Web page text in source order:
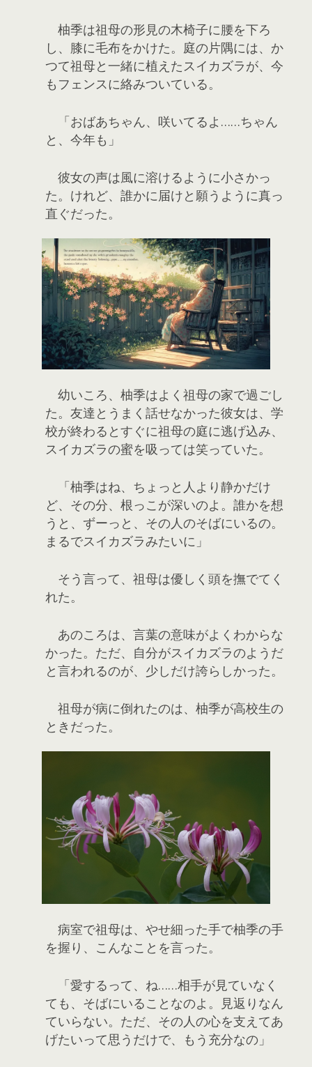
柚季は祖母の形見の木椅子に腰を下ろ
し、膝に毛布をかけた。庭の片隅には、か
つて祖母と一緒に植えたスイカズラが、今
もフェンスに絡みついている。
「おばあちゃん、咲いてるよ……ちゃん
と、今年も」
彼女の声は風に溶けるように小さかっ
た。けれど、誰かに届けと願うように真っ
直ぐだった。
幼いころ、柚季はよく祖母の家で過ごし
た。友達とうまく話せなかった彼女は、学
校が終わるとすぐに祖母の庭に逃げ込み、
スイカズラの蜜を吸っては笑っていた。
「柚季はね、ちょっと人より静かだけ
ど、その分、根っこが深いのよ。誰かを想
うと、ずーっと、その人のそばにいるの。
まるでスイカズラみたいに」
そう言って、祖母は優しく頭を撫でてく
れた。
あのころは、言葉の意味がよくわからな
かった。ただ、自分がスイカズラのようだ
と言われるのが、少しだけ誇らしかった。
祖母が病に倒れたのは、柚季が高校生の
ときだった。
病室で祖母は、やせ細った手で柚季の手
を握り、こんなことを言った。
「愛するって、ね……相手が見ていなく
ても、そばにいることなのよ。見返りなん
ていらない。ただ、その人の心を支えてあ
げたいって思うだけで、もう充分なの」